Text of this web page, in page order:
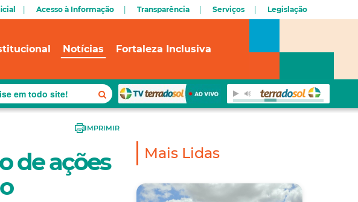
Acesso à Informação Transparência Serviços Legislação
Notícias Fortaleza Inclusiva
IMPRIMIR
de ações
Mais Lidas